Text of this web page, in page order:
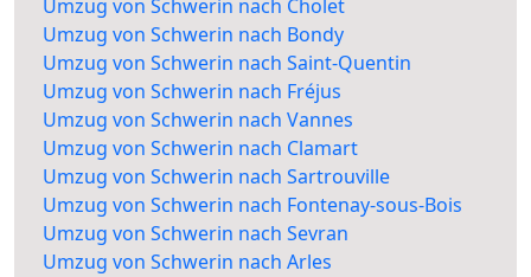
Umzug von Schwerin nach Cholet
Umzug von Schwerin nach Bondy
Umzug von Schwerin nach Saint-Quentin
Umzug von Schwerin nach Fréjus
Umzug von Schwerin nach Vannes
Umzug von Schwerin nach Clamart
Umzug von Schwerin nach Sartrouville
Umzug von Schwerin nach Fontenay-sous-Bois
Umzug von Schwerin nach Sevran
Umzug von Schwerin nach Arles